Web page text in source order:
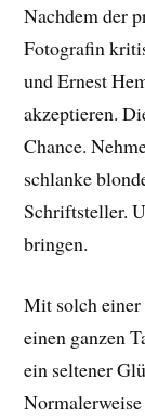
Nachdem der
Fotografin
und Ernest
akzeptieren.
Chance.
schlanke
Schriftsteller.
bringen.
Mit solch
einen ganzen
ein seltener